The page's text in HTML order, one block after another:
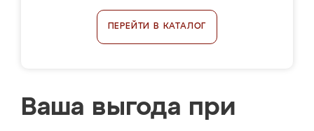
ПЕРЕЙТИ В КАТАЛОГ
Ваша выгода при